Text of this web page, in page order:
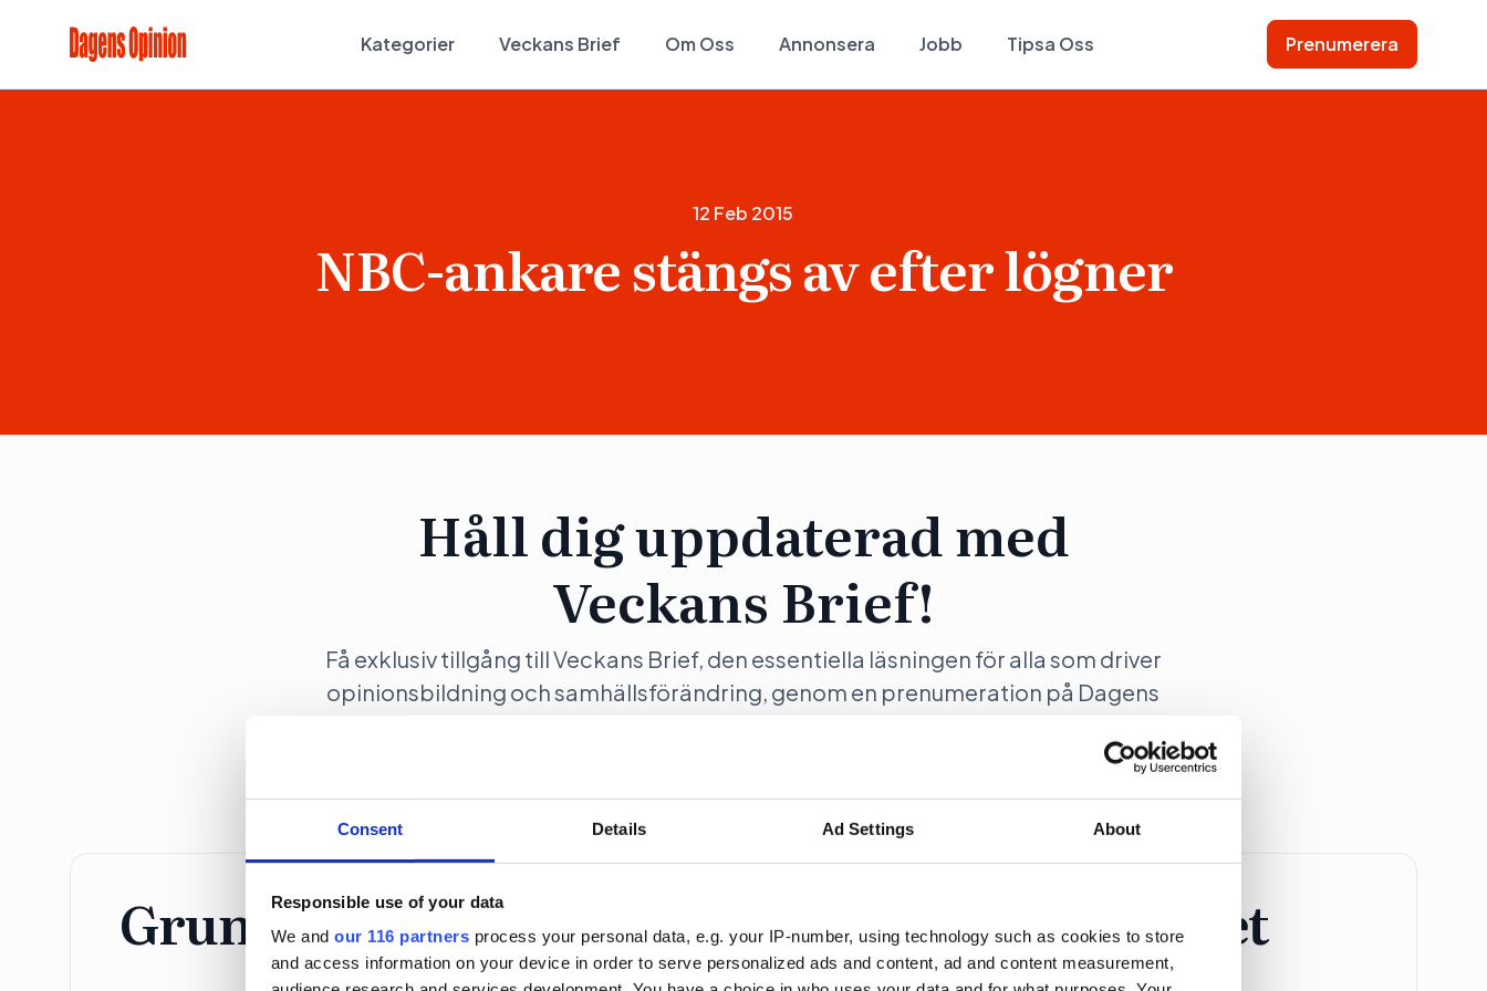
Consent Details Ad Settings About
Responsible use of your data
We and our 116 partners process your personal data, e.g. your IP-number, using technology such as cookies to store
and access information on your device in order to serve personalized ads and content, ad and content measurement,
Kategorier Veckans Brief Om Oss Annonsera Jobb Tipsa Oss Prenumerera
12 Feb 2015
NBC-ankare stängs av efter lögner
Håll dig uppdaterad med
Veckans Brief!
Få exklusiv tillgång till Veckans Brief, den essentiella läsningen för alla som driver
opinionsbildning och samhällsförändring, genom en prenumeration på Dagens
Grundprenumeration Företagspaket